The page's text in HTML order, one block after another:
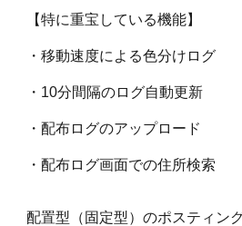
【特に重宝している機能】
・移動速度による色分けログ
・10分間隔のログ自動更新
・配布ログのアップロード
・配布ログ画面での住所検索
配置型（固定型）のポスティン